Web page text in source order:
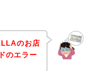
のお店
のエラー